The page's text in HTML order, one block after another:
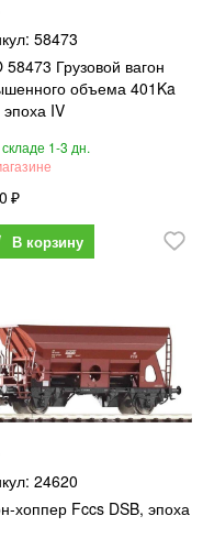
58473
58473 Грузовой вагон
объема 401Ka
эпоха IV
24620
хоппер Fccs DSB, эпоха